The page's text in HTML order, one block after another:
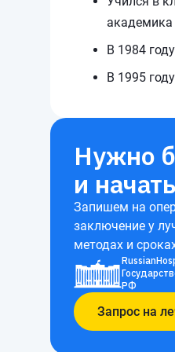
В 1984
В 1995
Нужно
и
Запишем на
заключение у
методах и
РФ
Запрос на